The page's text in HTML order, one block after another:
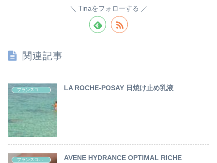
Tinaをフォローする
関連記事
フランスコスメ レポート LA ROCHE-POSAY 日焼け止め乳液
フランスコスメ レポート AVENE HYDRANCE OPTIMAL RICHE